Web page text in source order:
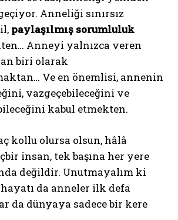
Anneliği sınırsız
paylaşılmış sorumluluk
Anneyi yalnızca veren
biri olarak
Ve en önemlisi, annenin
vazgeçebileceğini ve
kabul etmekten.
kollu olursa olsun, hâlâ
insan, tek başına her yere
değildir. Unutmayalım ki
da anneler ilk defa
da dünyaya sadece bir kere